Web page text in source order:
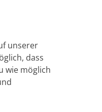
unserer
dass
wie möglich